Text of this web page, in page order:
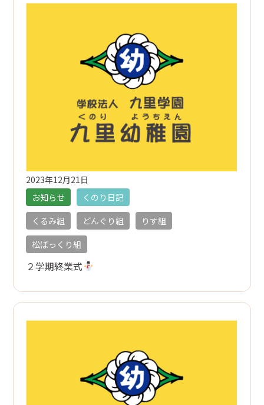
子育て支援
預かり保育
未就園児教室・幼稚園開放
入園のご案内
設定区分
利用時間
定員
トピックス
2023年12月21日
お知らせ
くのり日記
くるみ組
どんぐり組
りす組
松ぼっくり組
２学期終業式